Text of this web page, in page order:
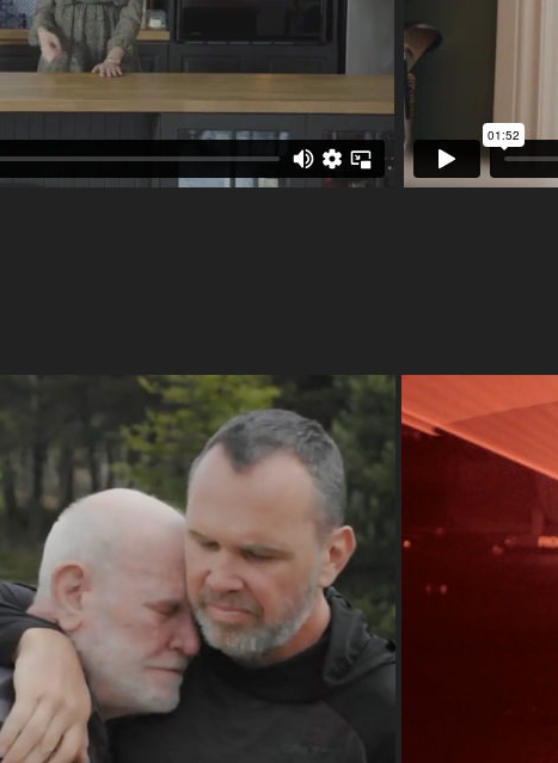
- Arrêter le temps
2023